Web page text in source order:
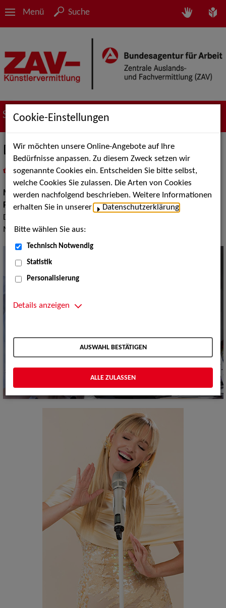
Menü Suche
Suche nach Künstler*innen
Dena Davies
als PDF speichern
inMeine Merklistelegen
Musik:Pop, Rock & Tanzmusik, DJs
Pop Rock Tanzmusik:Oldies, Balladen Songs, Rock, Soul,
Deutscher Pop Rock Schlager, Rhythm & Blues, Top 40, House,
Mobile Bands
Cookie-Einstellungen
Wir möchten unsere Online-Angebote auf Ihre
Bedürfnisse anpassen. Zu diesem Zweck setzen wir
sogenannte Cookies ein. Entscheiden Sie bitte selbst,
welche Cookies Sie zulassen. Die Arten von Cookies
werden nachfolgend beschrieben. Weitere Informationen
erhalten Sie in unserer
Datenschutzerklärung
Bitte wählen Sie aus:
Technisch Notwendig
Statistik
Personalisierung
Details anzeigen
AUSWAHL BESTÄTIGEN
ALLE ZULASSEN